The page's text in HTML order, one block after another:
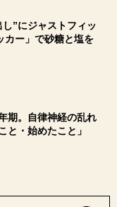
”にジャストフィッ
カー」で砂糖と塩を
期。自律神経の乱れ
と・始めたこと」